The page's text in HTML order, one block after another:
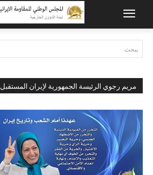
يبحث
مريم رجوي الرئيسة الجمهورية لإيران المستقبل